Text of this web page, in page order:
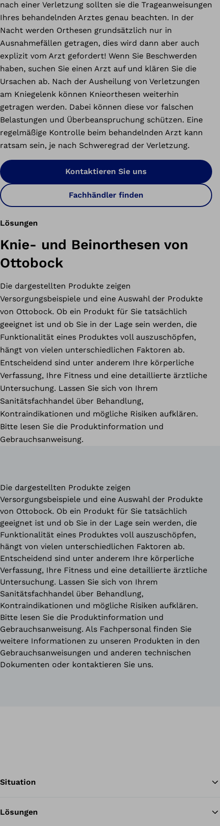
nach einer Verletzung sollten sie die Trageanweisungen
Ihres behandelnden Arztes genau beachten. In der
Nacht werden Orthesen grundsätzlich nur in
Ausnahmefällen getragen, dies wird dann aber auch
explizit vom Arzt gefordert! Wenn Sie Beschwerden
haben, suchen Sie einen Arzt auf und klären Sie die
Ursachen ab. Nach der Ausheilung von Verletzungen
am Kniegelenk können Knieorthesen weiterhin
getragen werden. Dabei können diese vor falschen
Belastungen und Überbeanspruchung schützen. Eine
regelmäßige Kontrolle beim behandelnden Arzt kann
ratsam sein, je nach Schweregrad der Verletzung.
Kontaktieren Sie uns
Fachhändler finden
Lösungen
Knie- und Beinorthesen von
Ottobock
Die dargestellten Produkte zeigen
Versorgungsbeispiele und eine Auswahl der Produkte
von Ottobock. Ob ein Produkt für Sie tatsächlich
geeignet ist und ob Sie in der Lage sein werden, die
Funktionalität eines Produktes voll auszuschöpfen,
hängt von vielen unterschiedlichen Faktoren ab.
Entscheidend sind unter anderem Ihre körperliche
Verfassung, Ihre Fitness und eine detaillierte ärztliche
Untersuchung. Lassen Sie sich von Ihrem
Sanitätsfachhandel über Behandlung,
Kontraindikationen und mögliche Risiken aufklären.
Bitte lesen Sie die Produktinformation und
Gebrauchsanweisung.
Die dargestellten Produkte zeigen
Versorgungsbeispiele und eine Auswahl der Produkte
von Ottobock. Ob ein Produkt für Sie tatsächlich
geeignet ist und ob Sie in der Lage sein werden, die
Funktionalität eines Produktes voll auszuschöpfen,
hängt von vielen unterschiedlichen Faktoren ab.
Entscheidend sind unter anderem Ihre körperliche
Verfassung, Ihre Fitness und eine detaillierte ärztliche
Untersuchung. Lassen Sie sich von Ihrem
Sanitätsfachhandel über Behandlung,
Kontraindikationen und mögliche Risiken aufklären.
Bitte lesen Sie die Produktinformation und
Gebrauchsanweisung. Als Fachpersonal finden Sie
weitere Informationen zu unseren Produkten in den
Gebrauchsanweisungen und anderen technischen
Dokumenten oder kontaktieren Sie uns.
Situation
Lösungen